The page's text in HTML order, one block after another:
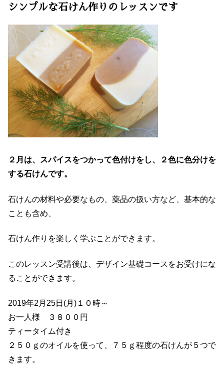
シンプルな石けん作りのレッスンです
２月は、スパイスをつかって色付けをし、２色に色分けを
する石けんです。
石けんの材料や必要なもの、薬品の扱い方など、基本的な
ことも含め、
石けん作りを楽しく学ぶことができます。
このレッスン受講後は、デザイン基礎コースをお受けにな
ることができます。
2019年2月25日(月)１０時～
お一人様 ３８００円
ティータイム付き
２５０ｇのオイルを使って、７５ｇ程度の石けんが５つで
きます。